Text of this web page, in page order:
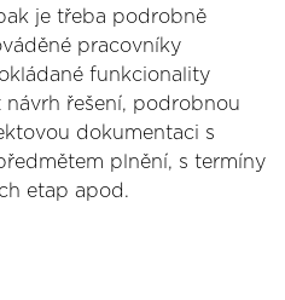
je třeba podrobně
pracovníky
funkcionality
návrh řešení, podrobnou
dokumentaci s
plnění, s termíny
etap apod.